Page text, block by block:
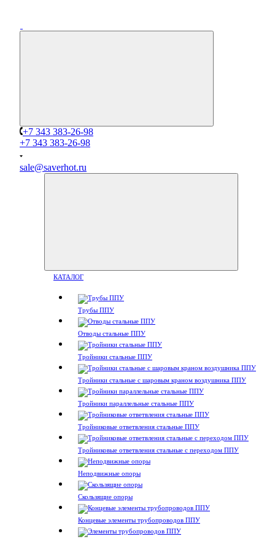
+7 343 383-26-98
+7 343 383-26-98
sale@saverhot.ru
КАТАЛОГ
Трубы ППУ
Отводы стальные ППУ
Тройники стальные ППУ
Тройники стальные с шаровым краном воздушника ППУ
Тройники параллельные стальные ППУ
Тройниковые ответвления стальные ППУ
Тройниковые ответвления стальные с переходом ППУ
Неподвижные опоры
Скользящие опоры
Концевые элементы трубопроводов ППУ